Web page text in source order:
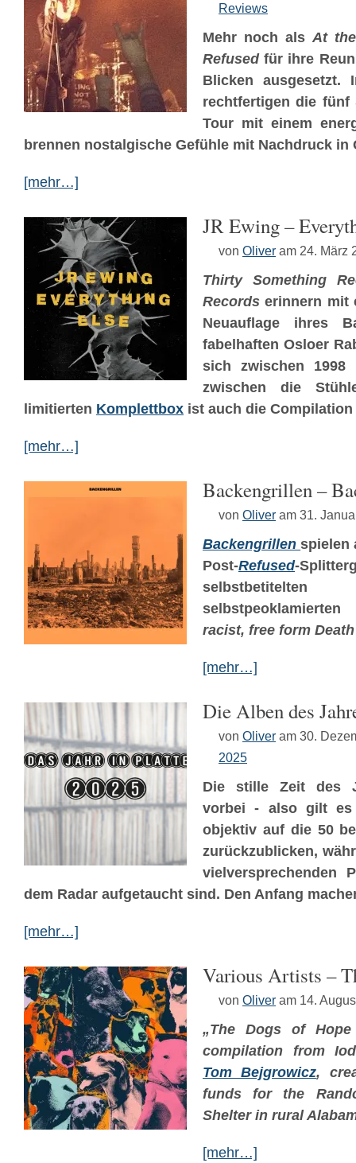
Reviews
Mehr noch als At
Refusedfür ihre
Blicken ausgesetzt.
rechtfertigen die fünf
Tour mit einem
brennen nostalgische Gefühle mit Nachdruck in
[mehr…]
JR Ewing –
von Oliver am 24. März
Thirty Something
Records erinnern mit
Neuauflage ihres
fabelhaften Osloer
sich zwischen 1998
zwischen die
limitierten Komplettbox ist auch die Compilation
[mehr…]
Backengrillen –
von Oliver am 31.
Backengrillen spielen
Post-Refused-
racist, free form
[mehr…]
Die Alben des
von Oliver am 30.
2025
Die stille Zeit des
vorbei - also gilt es
objektiv auf die 50
zurückzublicken,
vielversprechenden
dem Radar aufgetaucht sind. Den Anfang
[mehr…]
Various Artists –
von Oliver am 14.
„The Dogs of
compilation from
Tom Bejgrowicz,
funds for the
Shelter in rural
[mehr…]